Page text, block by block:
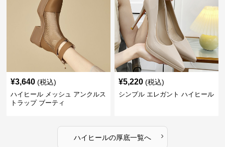
¥3,640 (税込)
ハイヒール メッシュ アンクルス
トラップ ブーティ
¥5,220 (税込)
シンプル エレガント ハイヒール
ハイヒールの厚底一覧へ ›